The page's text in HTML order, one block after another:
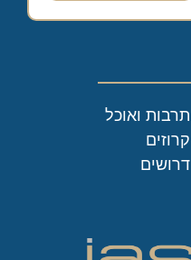
תרבות ואוכל
קרוזים
דרושים